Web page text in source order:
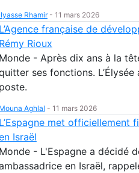
Ilyasse Rhamir- 11 mars 2026
L’Agence française de
Rémy Rioux
Monde - Après dix ans à la
ses fonctions.
poste.
Mouna Aghlal - 11 mars 2026
L’Espagne met officiellement
Israël
Monde - L'Espagne a décidé
en Israël,